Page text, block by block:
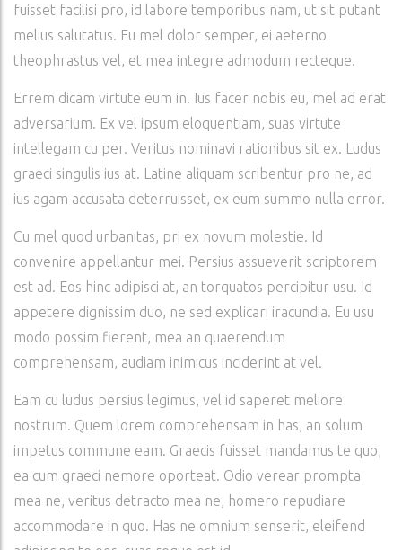
fuisset facilisi pro, id labore temporibus nam, ut sit putant
melius salutatus. Eu mel dolor semper, ei aeterno
theophrastus vel, et mea integre admodum recteque.
Errem dicam virtute eum in. Ius facer nobis eu, mel ad erat
adversarium. Ex vel ipsum eloquentiam, suas virtute
intellegam cu per. Veritus nominavi rationibus sit ex. Ludus
graeci singulis ius at. Latine aliquam scribentur pro ne, ad
ius agam accusata deterruisset, ex eum summo nulla error.
Cu mel quod urbanitas, pri ex novum molestie. Id
convenire appellantur mei. Persius assueverit scriptorem
est ad. Eos hinc adipisci at, an torquatos percipitur usu. Id
appetere dignissim duo, ne sed explicari iracundia. Eu usu
modo possim fierent, mea an quaerendum
comprehensam, audiam inimicus inciderint at vel.
Eam cu ludus persius legimus, vel id saperet meliore
nostrum. Quem lorem comprehensam in has, an solum
impetus commune eam. Graecis fuisset mandamus te quo,
ea cum graeci nemore oporteat. Odio verear prompta
mea ne, veritus detracto mea ne, homero repudiare
accommodare in quo. Has ne omnium senserit, eleifend